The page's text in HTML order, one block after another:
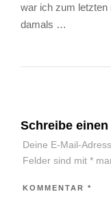
war ich zum letzten
damals …
Schreibe
Deine E-Mail-
Felder sind mit *
KOMMENTAR *